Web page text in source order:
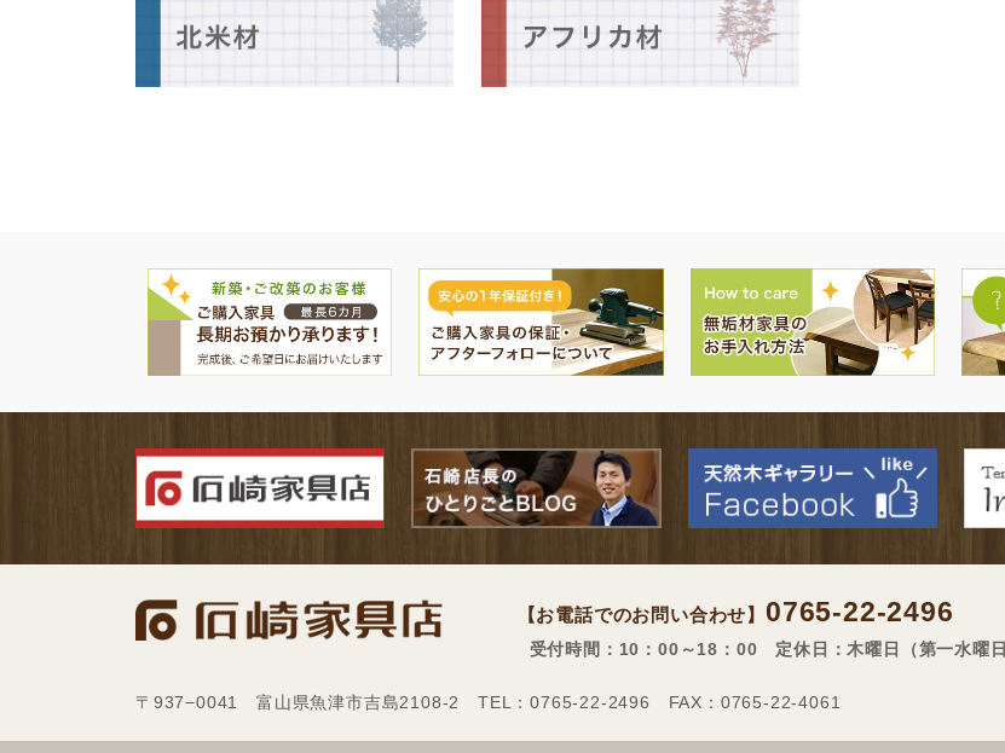
【お電話でのお問い合わせ】 0765-22-2496
受付時間：10：00～18：00 定休日：木曜日（第一水曜日
〒937−0041 富山県魚津市吉島2108-2 TEL：0765-22-2496 FAX：0765-22-4061